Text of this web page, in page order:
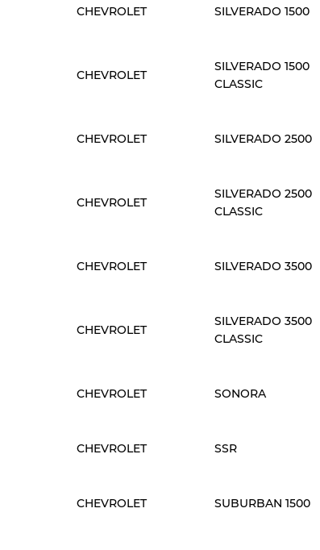
CHEVROLET SILVERADO 1500
CHEVROLET
SILVERADO 1500
CLASSIC
CHEVROLET SILVERADO 2500
CHEVROLET
SILVERADO 2500
CLASSIC
CHEVROLET SILVERADO 3500
CHEVROLET
SILVERADO 3500
CLASSIC
CHEVROLET SONORA
CHEVROLET SSR
CHEVROLET SUBURBAN 1500